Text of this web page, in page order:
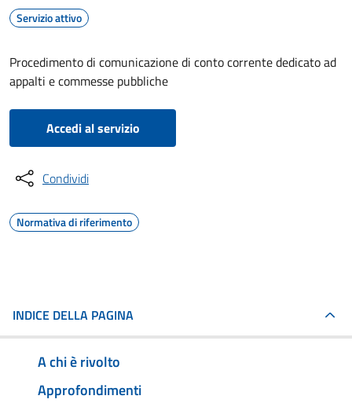
Servizio attivo
Procedimento di comunicazione di conto corrente dedicato ad
appalti e commesse pubbliche
Accedi al servizio
Condividi
Normativa di riferimento
INDICE DELLA PAGINA
A chi è rivolto
Approfondimenti